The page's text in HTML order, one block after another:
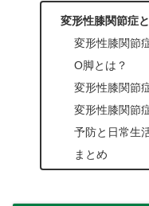
変形性膝関節症
変形性膝関節
O脚とは？
変形性膝関節
変形性膝関節
予防と日常生
まとめ